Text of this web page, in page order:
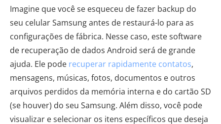
Imagine que você se esqueceu de fazer backup do
seu celular Samsung antes de restaurá-lo para as
configurações de fábrica. Nesse caso, este software
de recuperação de dados Android será de grande
ajuda. Ele pode recuperar rapidamente contatos,
mensagens, músicas, fotos, documentos e outros
arquivos perdidos da memória interna e do cartão SD
(se houver) do seu Samsung. Além disso, você pode
visualizar e selecionar os itens específicos que deseja